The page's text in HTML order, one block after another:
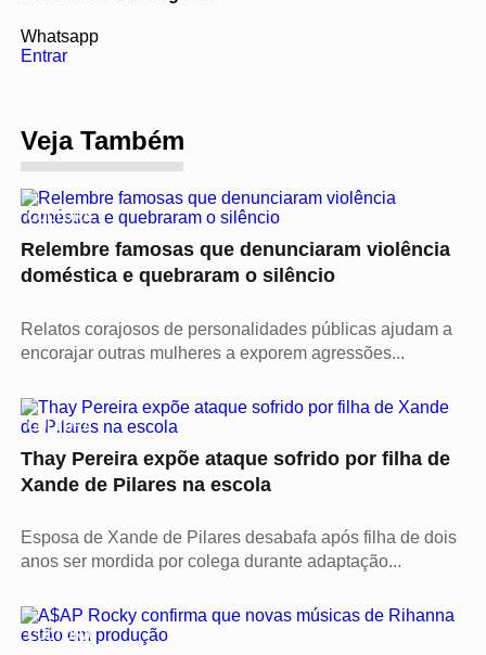
Whatsapp
Entrar
Veja Também
CULTURA
Relembre famosas que denunciaram violência
doméstica e quebraram o silêncio
Relatos corajosos de personalidades públicas ajudam a
encorajar outras mulheres a exporem agressões...
CULTURA
Thay Pereira expõe ataque sofrido por filha de
Xande de Pilares na escola
Esposa de Xande de Pilares desabafa após filha de dois
anos ser mordida por colega durante adaptação...
CULTURA